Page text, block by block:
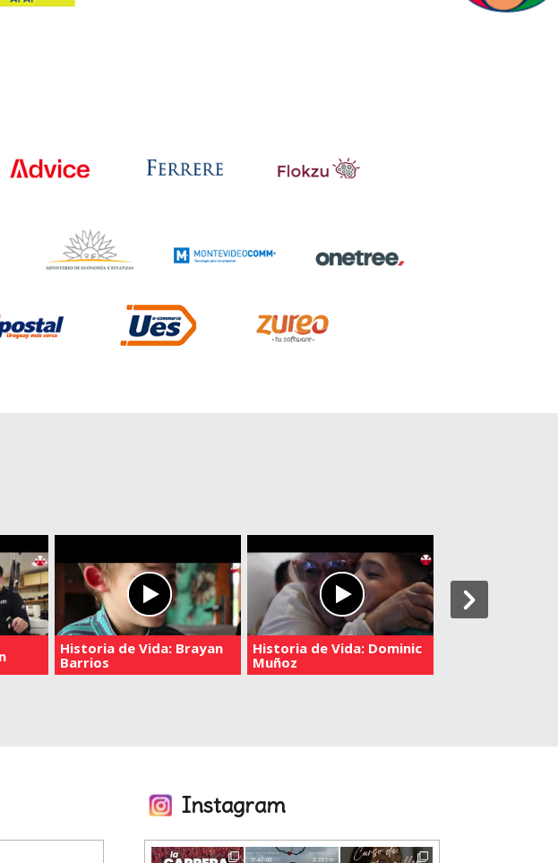
Historia de Vida: Brayan
Barrios
Historia de Vida: Dominic
Muñoz
Instagram